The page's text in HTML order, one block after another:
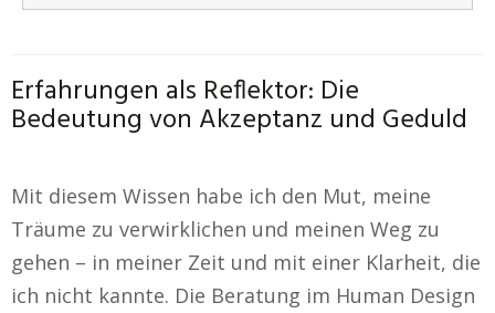
Erfahrungen als Reflektor: Die
Bedeutung von Akzeptanz und Geduld
Mit diesem Wissen habe ich den Mut, meine
Träume zu verwirklichen und meinen Weg zu
gehen – in meiner Zeit und mit einer Klarheit, die
ich nicht kannte. Die Beratung im Human Design